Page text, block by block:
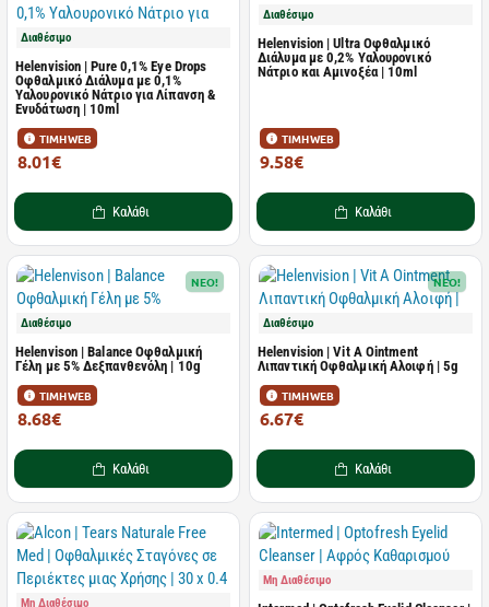
Διαθέσιμο
Helenvision | Pure 0,1% Eye Drops
Οφθαλμικό Διάλυμα με 0,1%
Υαλουρονικό Νάτριο για Λίπανση &
Ενυδάτωση | 10ml
ΤΙΜΗ WEB
8.01€
Καλάθι
Διαθέσιμο
Helenvision | Ultra Οφθαλμικό
Διάλυμα με 0,2% Υαλουρονικό
Νάτριο και Αμινοξέα | 10ml
ΤΙΜΗ WEB
9.58€
Καλάθι
NEO!
Διαθέσιμο
Helenvison | Balance Oφθαλμική
Γέλη με 5% Δεξπανθενόλη | 10g
ΤΙΜΗ WEB
8.68€
Καλάθι
NEO!
Διαθέσιμο
Helenvision | Vit A Ointment
Λιπαντική Οφθαλμική Αλοιφή | 5g
ΤΙΜΗ WEB
6.67€
Καλάθι
Μη Διαθέσιμο
Μη Διαθέσιμο